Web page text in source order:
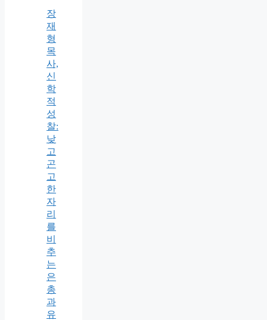
장
재
형
목
사,
신
학
적
성
찰:
낮
고
곤
고
한
자
리
를
비
추
는
은
총
과
유